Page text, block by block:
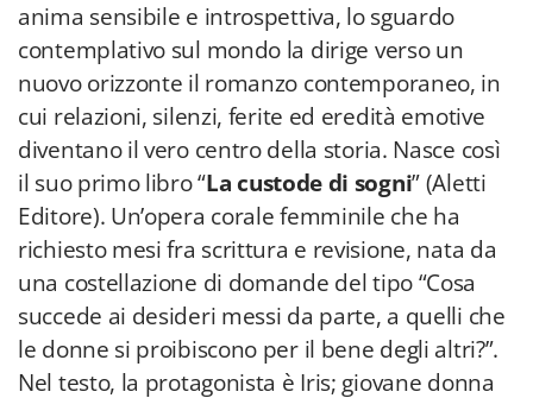
anima sensibile e introspettiva, lo sguardo
contemplativo sul mondo la dirige verso un
nuovo orizzonte il romanzo contemporaneo, in
cui relazioni, silenzi, ferite ed eredità emotive
diventano il vero centro della storia. Nasce così
il suo primo libro “La custode di sogni” (Aletti
Editore). Un’opera corale femminile che ha
richiesto mesi fra scrittura e revisione, nata da
una costellazione di domande del tipo “Cosa
succede ai desideri messi da parte, a quelli che
le donne si proibiscono per il bene degli altri?”.
Nel testo, la protagonista è Iris; giovane donna